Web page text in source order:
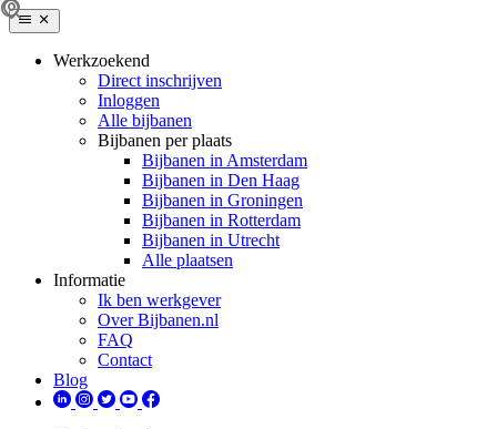
Werkzoekend
Direct inschrijven
Inloggen
Alle bijbanen
Bijbanen per plaats
Bijbanen in Amsterdam
Bijbanen in Den Haag
Bijbanen in Groningen
Bijbanen in Rotterdam
Bijbanen in Utrecht
Alle plaatsen
Informatie
Ik ben werkgever
Over Bijbanen.nl
FAQ
Contact
Blog